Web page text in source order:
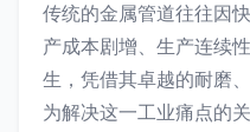
传统的金属管道往往因
产成本剧增、生产连续
生，凭借其卓越的耐磨
为解决这一工业痛点的